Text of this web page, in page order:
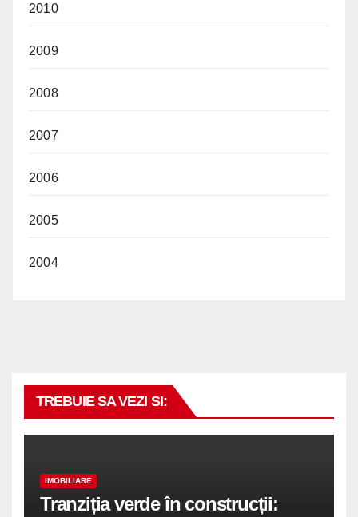
2010
2009
2008
2007
2006
2005
2004
TREBUIE SA VEZI SI:
IMOBILIARE
Tranziția verde în construcții: